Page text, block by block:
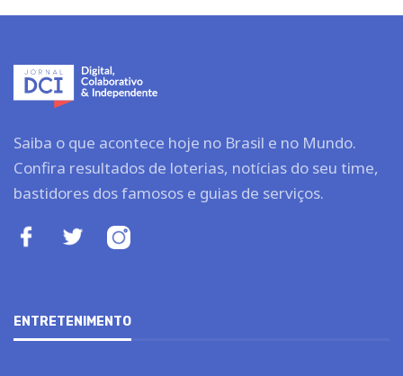
Saiba o que acontece hoje no Brasil e no Mundo.
Confira resultados de loterias, notícias do seu time,
bastidores dos famosos e guias de serviços.
ENTRETENIMENTO